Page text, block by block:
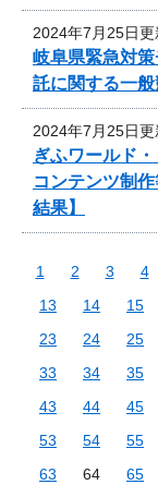
2024年7月25日更
岐阜県緊急対
託に関する一
2024年7月25日更
ぎふワールド
コンテンツ制
結果】
1 2 3 4
13
14 15
23
24 25
33
34 35
43
44 45
53
54 55
63
64 65